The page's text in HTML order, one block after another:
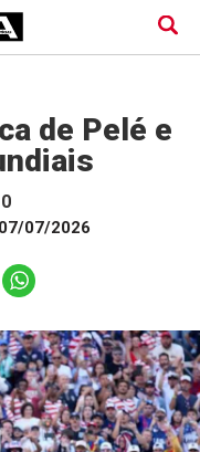
de Pelé e
07/2026